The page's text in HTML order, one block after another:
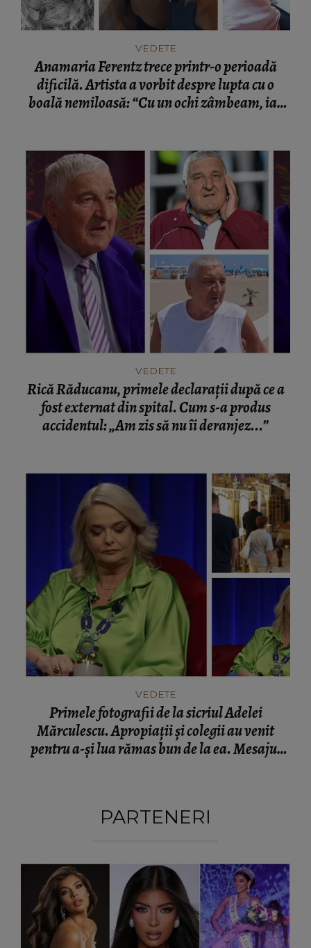
VEDETE
Anamaria Ferentz trece printr-o perioadă
dificilă. Artista a vorbit despre lupta cu o
boală nemiloasă: “Cu un ochi zâmbeam, iar
VEDETE
Rică Răducanu, primele declarații după ce a
fost externat din spital. Cum s-a produs
accidentul: „Am zis să nu îi deranjez...”
VEDETE
Primele fotografii de la sicriul Adelei
Mărculescu. Apropiații și colegii au venit
pentru a-și lua rămas bun de la ea. Mesajul
PARTENERI